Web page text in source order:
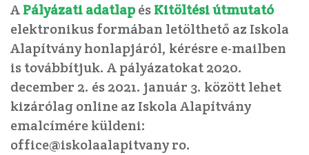
APályázati adatlapésKitöltési útmutató
elektronikus formában letölthető az Iskola
Alapítvány honlapjáról, kérésre e-mailben
is továbbítjuk. A pályázatokat 2020.
december 2. és 2021. január 3. között lehet
kizárólag online az Iskola Alapítvány
emalcímére küldeni:
office@iskolaalapitvany ro.